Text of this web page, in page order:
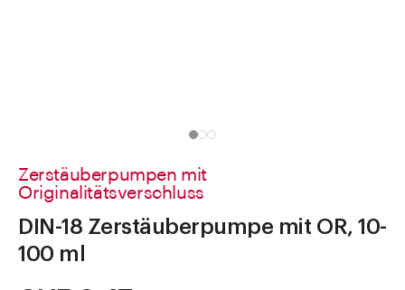
Zerstäuberpumpen mit
Originalitätsverschluss
DIN-18 Zerstäuberpumpe mit OR, 10-
100 ml